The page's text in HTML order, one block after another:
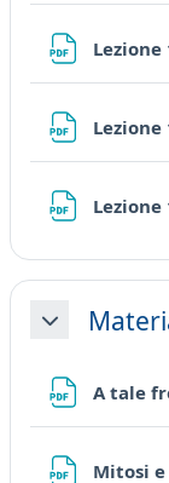
Lezione
Lezione
Minimizza
A tale
Mitosi